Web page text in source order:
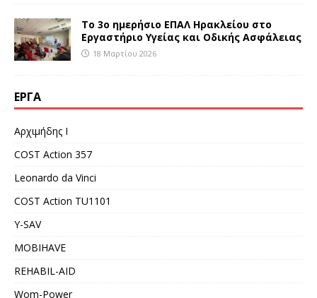
Το 3ο ημερήσιο ΕΠΑΛ Ηρακλείου στο
Εργαστήριο Υγείας και Οδικής Ασφάλειας
18 Μαρτίου 2026
ΈΡΓΑ
Αρχιμήδης Ι
COST Action 357
Leonardo da Vinci
COST Action TU1101
Y-SAV
MOBIHAVE
REHABIL-AID
Wom-Power